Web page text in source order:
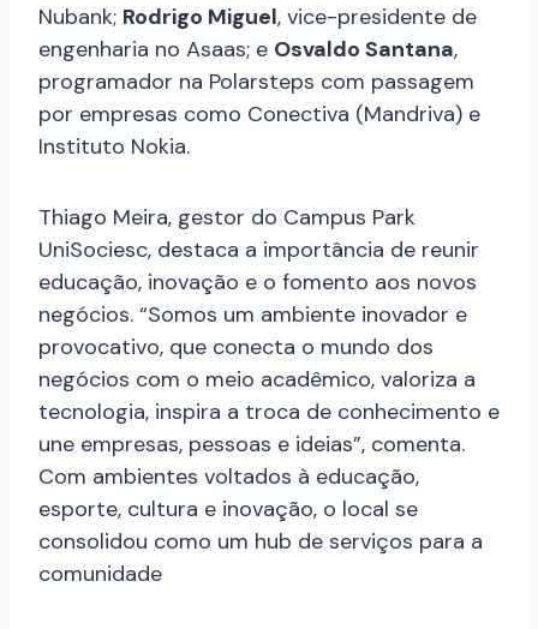
Nubank; Rodrigo Miguel, vice-presidente de
engenharia no Asaas; e Osvaldo Santana,
programador na Polarsteps com passagem
por empresas como Conectiva (Mandriva) e
Instituto Nokia.
Thiago Meira, gestor do Campus Park
UniSociesc, destaca a importância de reunir
educação, inovação e o fomento aos novos
negócios. “Somos um ambiente inovador e
provocativo, que conecta o mundo dos
negócios com o meio acadêmico, valoriza a
tecnologia, inspira a troca de conhecimento e
une empresas, pessoas e ideias”, comenta.
Com ambientes voltados à educação,
esporte, cultura e inovação, o local se
consolidou como um hub de serviços para a
comunidade